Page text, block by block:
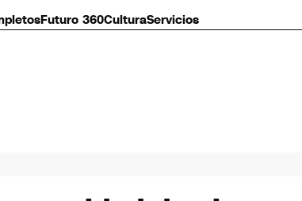
Futuro 360CulturaServicios